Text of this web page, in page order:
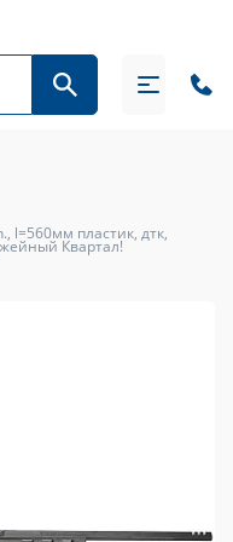
l=560мм пластик, дтк,
Квартал!